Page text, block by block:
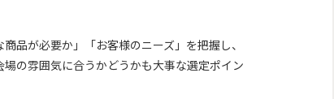
品が必要か」「お客様のニーズ」を把握し、
の雰囲気に合うかどうかも大事な選定ポイン